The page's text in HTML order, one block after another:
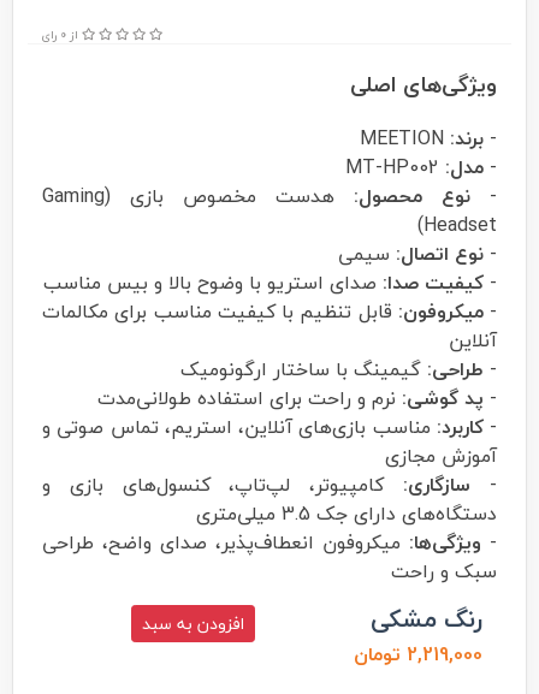
از 0 رای
ویژگی‌های اصلی
- برند:
- مدل:
- نوع محصول:
هدست مخصوص بازی (Gaming
Headset)
- نوع اتصال: سیمی
- کیفیت صدا: صدای استریو با وضوح بالا و بیس مناسب
-میکروفون: قابل تنظیم با کیفیت مناسب برای مکالمات
آنلاین
- طراحی: گیمینگ با ساختار ارگونومیک
- پد گوشی: نرم و راحت برای استفاده طولانی‌مدت
-کاربرد: مناسب بازی‌های آنلاین، استریم، تماس صوتی و
آموزش مجازی
- سازگاری: کامپیوتر، لپ‌تاپ، کنسول‌های بازی و
دستگاه‌های دارای جک 3.5 میلی‌متری
- ویژگی‌ها: میکروفون انعطاف‌پذیر، صدای واضح، طراحی
سبک و راحت
رنگ مشکی
2,219,000 تومان
افزودن به سبد